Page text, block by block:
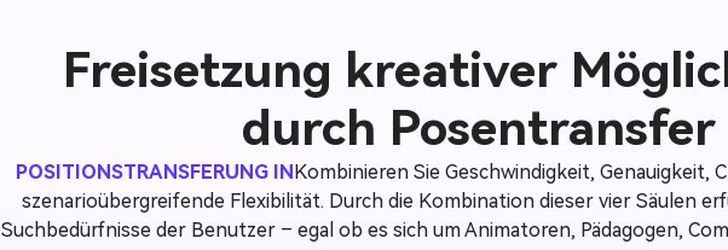
Freisetzung kreativer
durch Posentransfer
POSITIONSTRANSFERUNG INKombinieren Sie Geschwindigkeit, Genauigkeit,
szenarioübergreifende Flexibilität. Durch die Kombination dieser vier Säulen
Suchbedürfnisse der Benutzer – egal ob es sich um Animatoren, Pädagogen,